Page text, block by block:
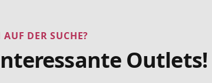
AUF DER SUCHE?
Outlets!